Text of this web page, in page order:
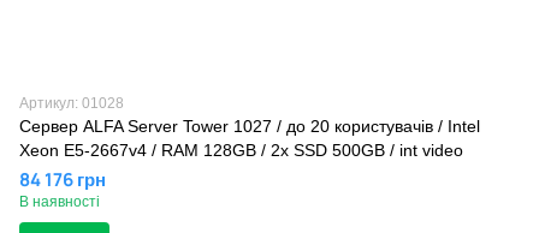
Артикул: 01028
Сервер ALFA Server Tower 1027 / до 20 користувачів / Intel
Xeon E5-2667v4 / RAM 128GB / 2x SSD 500GB / int video
84 176 грн
В наявності